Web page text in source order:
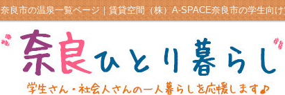
奈良市の温泉一覧ページ｜賃貸空間（株）A-SPACE奈良市の学生向